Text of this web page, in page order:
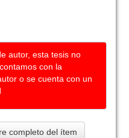
autor, esta tesis no
con la
o se cuenta con un
completo del ítem